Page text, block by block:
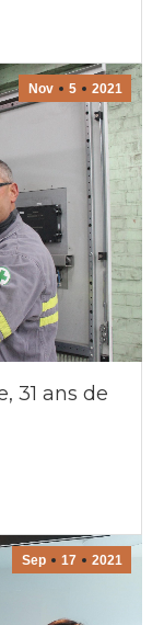
Nov 5 2021
31 ans de
Sep 17 2021